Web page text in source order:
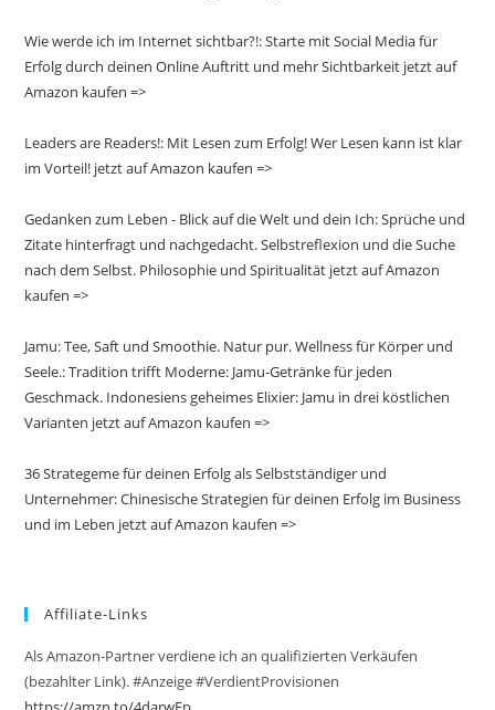
Wie werde ich im Internet sichtbar?!: Starte mit Social Media für
Erfolg durch deinen Online Auftritt und mehr Sichtbarkeit jetzt auf
Amazon kaufen =>
Leaders are Readers!: Mit Lesen zum Erfolg! Wer Lesen kann ist klar
im Vorteil! jetzt auf Amazon kaufen =>
Gedanken zum Leben - Blick auf die Welt und dein Ich: Sprüche und
Zitate hinterfragt und nachgedacht. Selbstreflexion und die Suche
nach dem Selbst. Philosophie und Spiritualität jetzt auf Amazon
kaufen =>
Jamu: Tee, Saft und Smoothie. Natur pur. Wellness für Körper und
Seele.: Tradition trifft Moderne: Jamu-Getränke für jeden
Geschmack. Indonesiens geheimes Elixier: Jamu in drei köstlichen
Varianten jetzt auf Amazon kaufen =>
36 Strategeme für deinen Erfolg als Selbstständiger und
Unternehmer: Chinesische Strategien für deinen Erfolg im Business
und im Leben jetzt auf Amazon kaufen =>
Affiliate-Links
Als Amazon-Partner verdiene ich an qualifizierten Verkäufen
(bezahlter Link). #Anzeige #VerdientProvisionen